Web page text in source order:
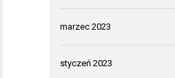
marzec 2023
styczeń 2023